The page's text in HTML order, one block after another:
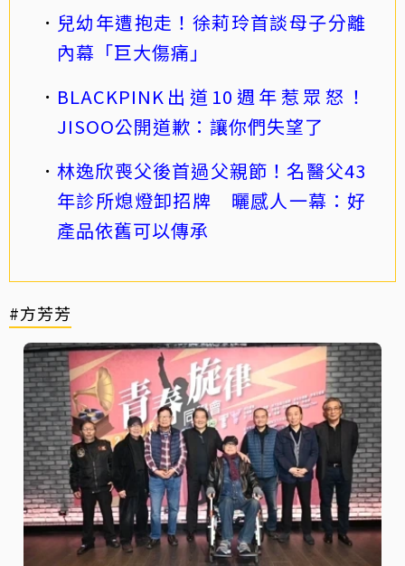
兒幼年遭抱走！徐莉玲首談母子分離
內幕「巨大傷痛」
BLACKPINK出道10週年惹眾怒！
JISOO公開道歉：讓你們失望了
林逸欣喪父後首過父親節！名醫父43
年診所熄燈卸招牌 曬感人一幕：好
產品依舊可以傳承
#方芳芳